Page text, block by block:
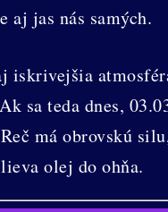
aj jas nás samých.
iskrivejšia
sa teda dnes,
má obrovskú
olej do ohňa.